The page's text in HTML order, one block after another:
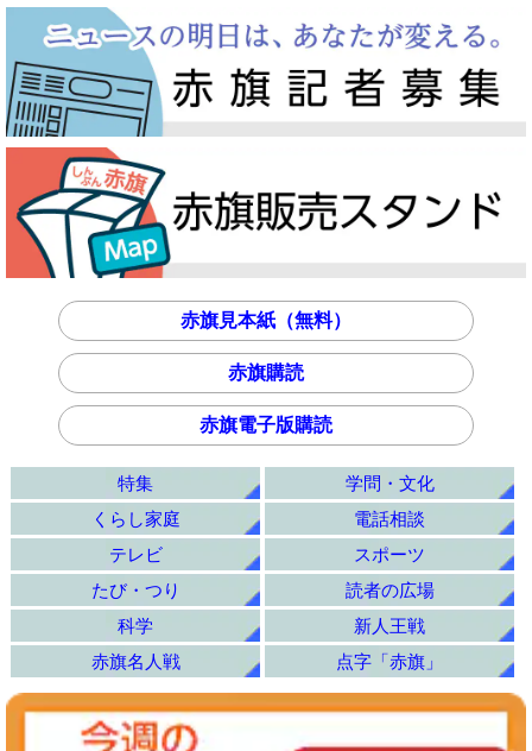
赤旗見本紙（無料）
赤旗購読
赤旗電子版購読
特集
学問・文化
くらし家庭
電話相談
テレビ
スポーツ
たび・つり
読者の広場
科学
新人王戦
赤旗名人戦
点字「赤旗」